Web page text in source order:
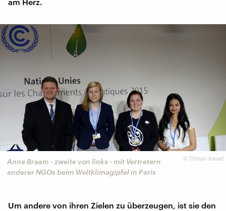
© Tilman Kiesel
Anna Braam - zweite von links - mit Vertretern
anderer NGOs beim Weltklimagipfel in Paris
Um andere von ihren Zielen zu überzeugen, ist sie den